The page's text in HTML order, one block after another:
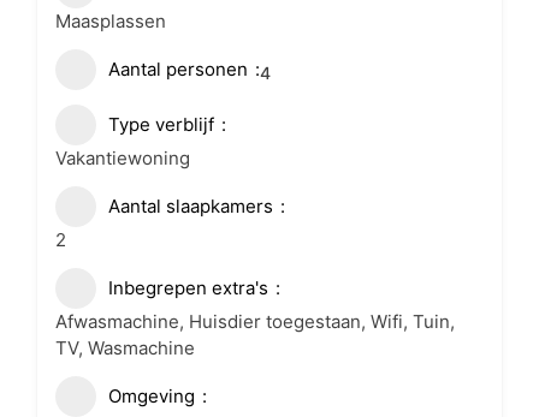
Maasplassen
Aantal personen 4
Type verblijf
Vakantiewoning
Aantal slaapkamers
2
Inbegrepen extra's
Afwasmachine, Huisdier toegestaan, Wifi, Tuin,
TV, Wasmachine
Omgeving